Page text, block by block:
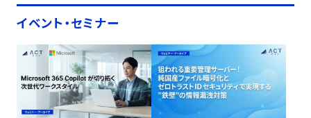
イベント・セミナー